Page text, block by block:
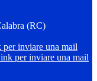
(RC)
inviare una mail
per inviare una mail